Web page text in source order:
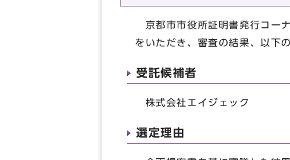
京都市市役所証明書発行コー
をいただき、審査の結果、以下
受託候補者
株式会社エイジェック
選定理由